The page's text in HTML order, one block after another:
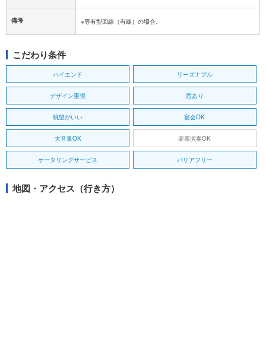
備考 ※専有型回線（有線）の場合。
こだわり条件
ハイエンド リーズナブル
デザイン重視 窓あり
眺望がいい 宴会OK
大音量OK 楽器演奏OK
ケータリングサービス バリアフリー
地図・アクセス（行き方）